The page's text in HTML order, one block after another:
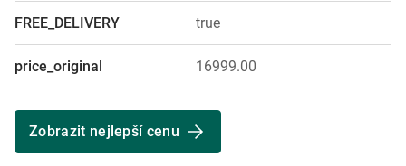
FREE_DELIVERY true
price_original 16999.00
Zobrazit nejlepší cenu